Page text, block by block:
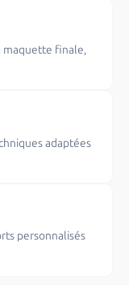
maquette finale,
adaptées
personnalisés